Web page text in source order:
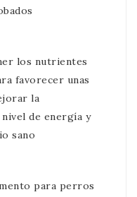
los nutrientes
favorecer unas
la
de energía y
sano
para perros